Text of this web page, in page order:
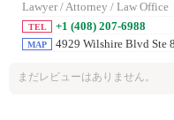
Lawyer / Attorney / Law Office
TEL +1 (408) 207-6988
MAP 4929 Wilshire Blvd Ste
まだレビューはありません。